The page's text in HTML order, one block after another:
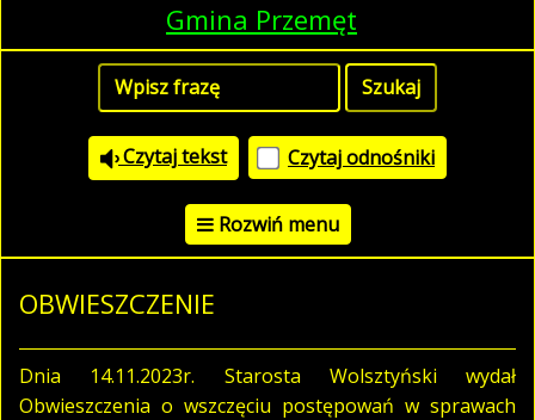
Gmina Przemęt
Czytaj tekst Czytaj odnośniki
Rozwiń menu
OBWIESZCZENIE
Dnia 14.11.2023r. Starosta Wolsztyński wydał
Obwieszczenia o wszczęciu postępowań w sprawach